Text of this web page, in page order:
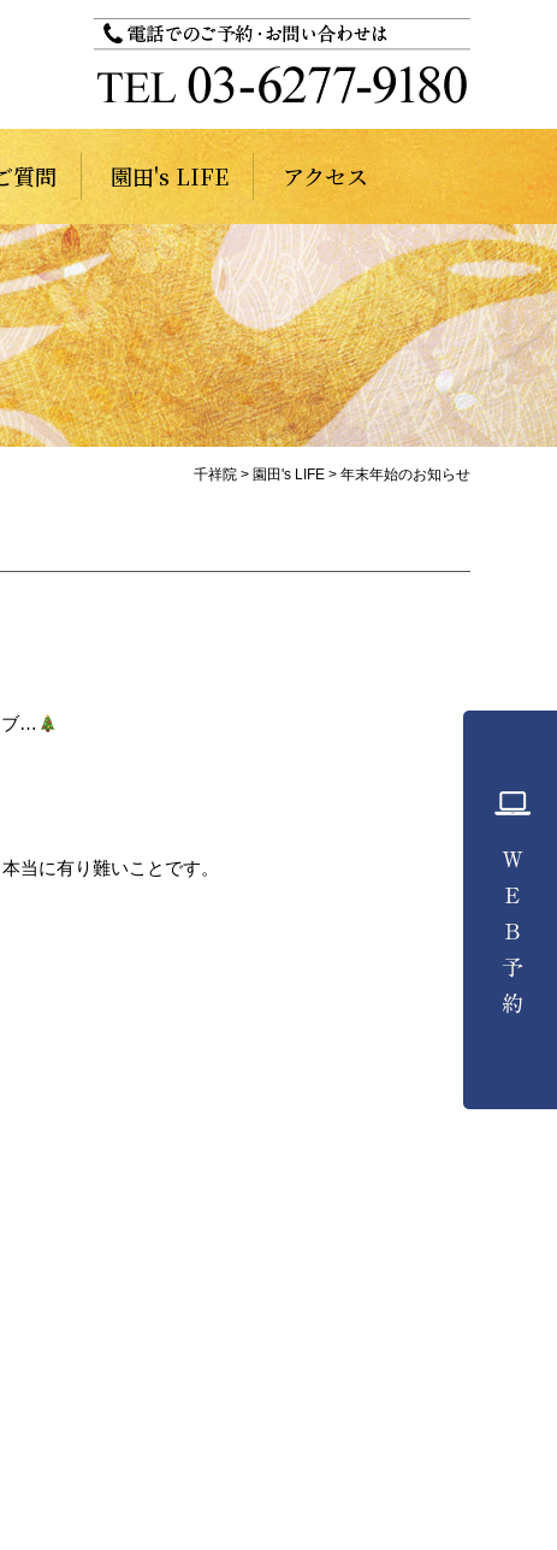
質問 園田's LIFE アクセス
千祥院 > 園田's LIFE > 年末年始のお知らせ
ブ…
当に有り難いことです。